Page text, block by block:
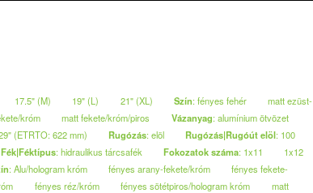
17.5" (M) 19" (L) 21" (XL) Szín: fényes fehér
matt ezüst-
króm matt fekete/króm/piros Vázanyag: alumínium ötvözet
(ETRTO: 622 mm) Rugózás: elöl Rugózás|Rugóút elöl: 100
Fék|Féktípus: hidraulikus tárcsafék Fokozatok száma: 1x11
1x12
: Alu/hologram króm fényes arany-fekete/króm
fényes fekete-
fényes réz/króm fényes sötétpiros/hologram króm
matt